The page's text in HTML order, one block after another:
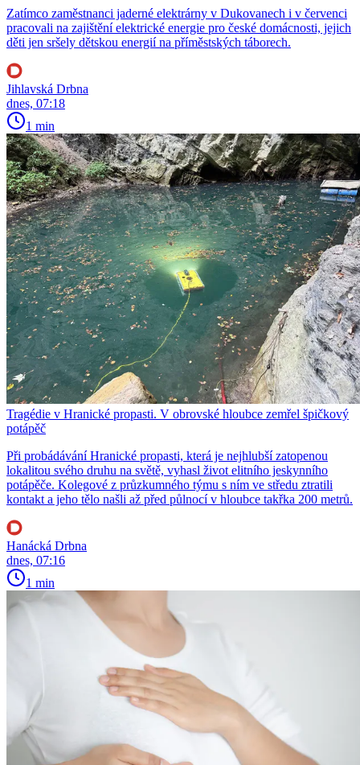
Zatímco zaměstnanci jaderné elektrárny v Dukovanech i v červenci
pracovali na zajištění elektrické energie pro české domácnosti, jejich
děti jen sršely dětskou energií na příměstských táborech.
Jihlavská Drbna
dnes, 07:18
1 min
Tragédie v Hranické propasti. V obrovské hloubce zemřel špičkový
potápěč
Při probádávání Hranické propasti, která je nejhlubší zatopenou
lokalitou svého druhu na světě, vyhasl život elitního jeskynního
potápěče. Kolegové z průzkumného týmu s ním ve středu ztratili
kontakt a jeho tělo našli až před půlnocí v hloubce takřka 200 metrů.
Hanácká Drbna
dnes, 07:16
1 min